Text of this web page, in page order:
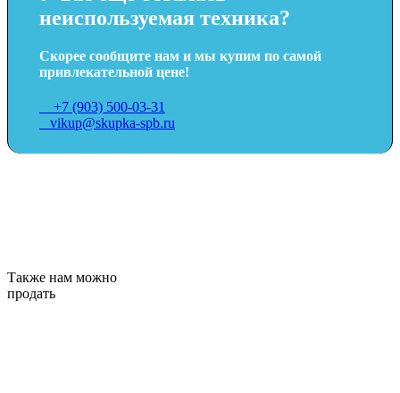
неиспользуемая техника?
Скорее сообщите нам и мы купим по самой
привлекательной цене!
+7 (903) 500-03-31
vikup@skupka-spb.ru
Также нам можно
продать